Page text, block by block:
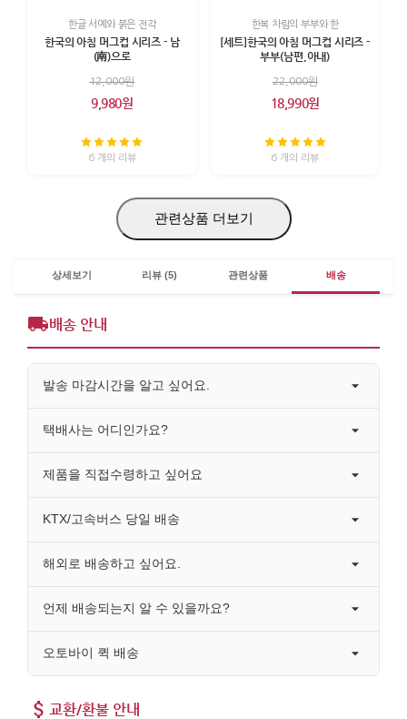
한글 서예와 붉은 전각
한국의 아침 머그컵 시리즈 - 남
(南)으로
12,000원
9,980원
6 개의 리뷰
한복 차림의 부부와 한
[세트]한국의 아침 머그컵 시리즈 -
부부(남편,아내)
22,000원
18,990원
6 개의 리뷰
관련상품 더보기
상세보기 리뷰 (5) 관련상품 배송
배송 안내
발송 마감시간을 알고 싶어요.
택배사는 어디인가요?
제품을 직접수령하고 싶어요
KTX/고속버스 당일 배송
해외로 배송하고 싶어요.
언제 배송되는지 알 수 있을까요?
오토바이 퀵 배송
교환/환불 안내